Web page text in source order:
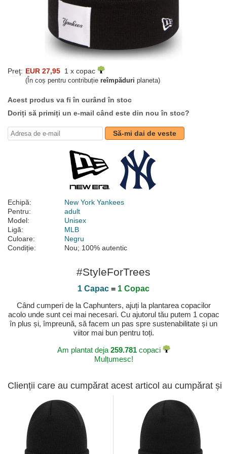
Preţ: EUR 27,95 1 x copac
(În coș pentru contribuție reîmpăduri planeta)
Acest produs va fi în curând în stoc
Doriți să primiți un e-mail când este din nou în stoc?
Să-mi dai de veste
Echipă:
New York Yankees
Pentru:
adult
Model:
Unisex
Ligă:
MLB
Culoare:
Negru
Condiție:
Nou; 100% autentic
#StyleForTrees
1 Capac = 1 Copac
Când cumperi de la Caphunters, ajuți la plantarea copacilor
acolo unde sunt cei mai necesari. Cu ajutorul tău putem 1 copac
în plus și, împreună, să facem un pas spre sustenabilitate și un
viitor mai bun pentru toți.
Am plantat deja 259.781copaci
Mulțumesc!
Clienții care au cumpărat acest articol au cumpărat și